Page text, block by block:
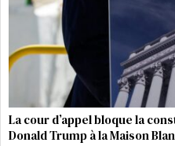
La cour d’appel bloque la
Donald Trump à la Maison